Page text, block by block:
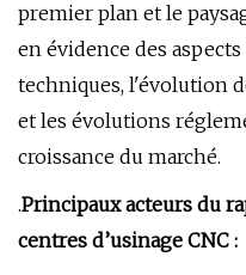
premier plan et le
en évidence des
techniques, l'évolution
et les évolutions
croissance du marché.
.Principaux acteurs du
centres d’usinage CNC :